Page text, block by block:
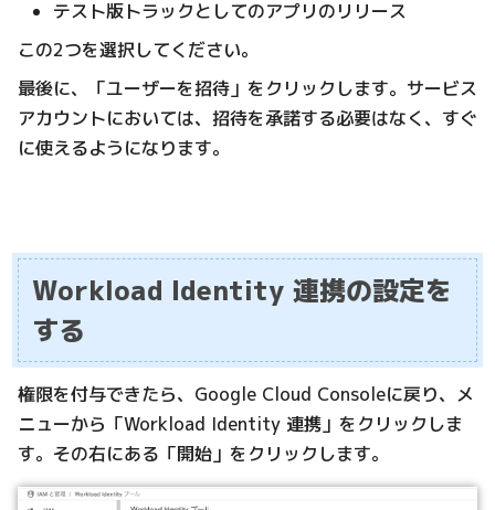
テスト版トラックとしてのアプリのリリース
この2つを選択してください。
最後に、「ユーザーを招待」をクリックします。サービス
アカウントにおいては、招待を承諾する必要はなく、すぐ
に使えるようになります。
Workload Identity 連携の設定を
する
権限を付与できたら、Google Cloud Consoleに戻り、メ
ニューから「Workload Identity 連携」をクリックしま
す。その右にある「開始」をクリックします。